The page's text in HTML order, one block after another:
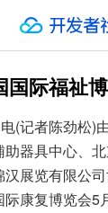
国际福祉
(记者陈劲松)
器具中心、
汉展览有限公
康复博览会5